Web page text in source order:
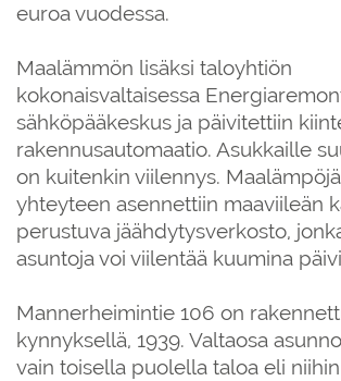
euroa vuodessa.
Maalämmön lisäksi taloyhtiön
kokonaisvaltaisessa
sähköpääkeskus ja päivitettiin
rakennusautomaatio. Asukkaille
on kuitenkin viilennys.
yhteyteen asennettiin maaviileän
perustuva jäähdytysverkosto,
asuntoja voi viilentää kuumina
Mannerheimintie 106 on
kynnyksellä, 1939. Valtaosa
vain toisella puolella taloa eli